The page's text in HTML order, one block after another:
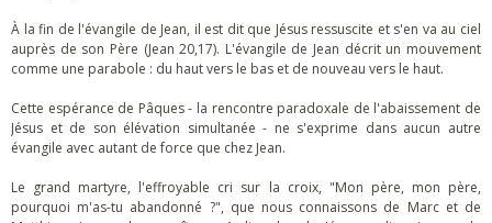
À la fin de l'évangile de Jean, il est dit que Jésus ressuscite et s'en va au ciel
auprès de son Père (Jean 20,17). L'évangile de Jean décrit un mouvement
comme une parabole : du haut vers le bas et de nouveau vers le haut.
Cette espérance de Pâques - la rencontre paradoxale de l'abaissement de
Jésus et de son élévation simultanée - ne s'exprime dans aucun autre
évangile avec autant de force que chez Jean.
Le grand martyre, l'effroyable cri sur la croix, "Mon père, mon père,
pourquoi m'as-tu abandonné ?", que nous connaissons de Marc et de